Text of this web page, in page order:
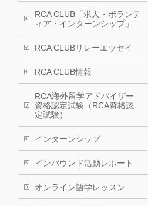
RCA CLUB「求人・ボランテ
ィア・インターンシップ」
RCA CLUBリレーエッセイ
RCA CLUB情報
RCA海外留学アドバイザー
資格認定試験（RCA資格認
定試験）
インターンシップ
インバウンド活動レポート
オンライン語学レッスン